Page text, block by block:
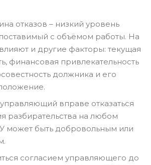
отказов – низкий уровень
с объёмом работы. На
и другие факторы: текущая
финансовая привлекательность
должника и его
вправе отказаться
разбирательства на любом
может быть добровольным или
согласием управляющего до